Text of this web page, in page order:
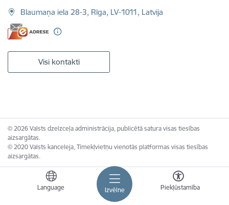
Izvēlne
Language Piekļūstamība
Blaumaņa iela 28-3, Rīga, LV-1011, Latvija
Visi kontakti
© 2026 Valsts dzelzceļa administrācija, publicētā satura visas tiesības
aizsargātas.
© 2020 Valsts kanceleja, Tīmekļvietņu vienotās platformas visas tiesības
aizsargātas.